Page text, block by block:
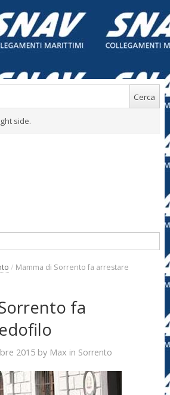
side.
/ Mamma di Sorrento fa arrestare
fa
2015by Max in Sorrento